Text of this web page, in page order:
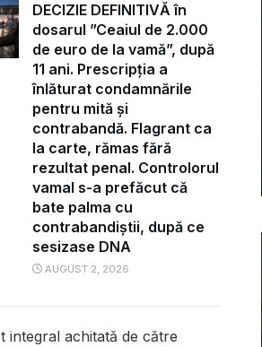
DECIZIE DEFINITIVĂ în
dosarul ”Ceaiul de 2.000
de euro de la vamă”, după
11 ani. Prescripția a
înlăturat condamnările
pentru mită și
contrabandă. Flagrant ca
la carte, rămas fără
rezultat penal. Controlorul
vamal s-a prefăcut că
bate palma cu
contrabandiștii, după ce
sesizase DNA
AUGUST 2, 2026
integral achitată de către